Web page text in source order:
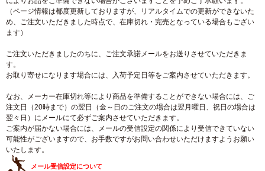
（ページ情報は都度更新しておりますが、リアルタイムでの更新ができないた
め、ご注文いただきました時点で、在庫切れ・完売となっている場合もござい
ます）
ご注文いただきましたのちに、ご注文承諾メールをお送りさせていただきま
す。
お取り寄せになります場合には、入荷予定日等をご案内させていただきます。
なお、メーカー在庫切れ等により商品を準備することができない場合には、ご
注文日（20時まで）の翌日（金～日のご注文の場合は翌月曜日、祝日の場合は
翌々日）にメールにて必ずご案内させていただきます。
ご案内が届かない場合には、メールの受信設定の関係により受信できていない
可能性がございますので、お手数ですがお問い合わせいただけますようお願い
いたします。
メール受信設定について